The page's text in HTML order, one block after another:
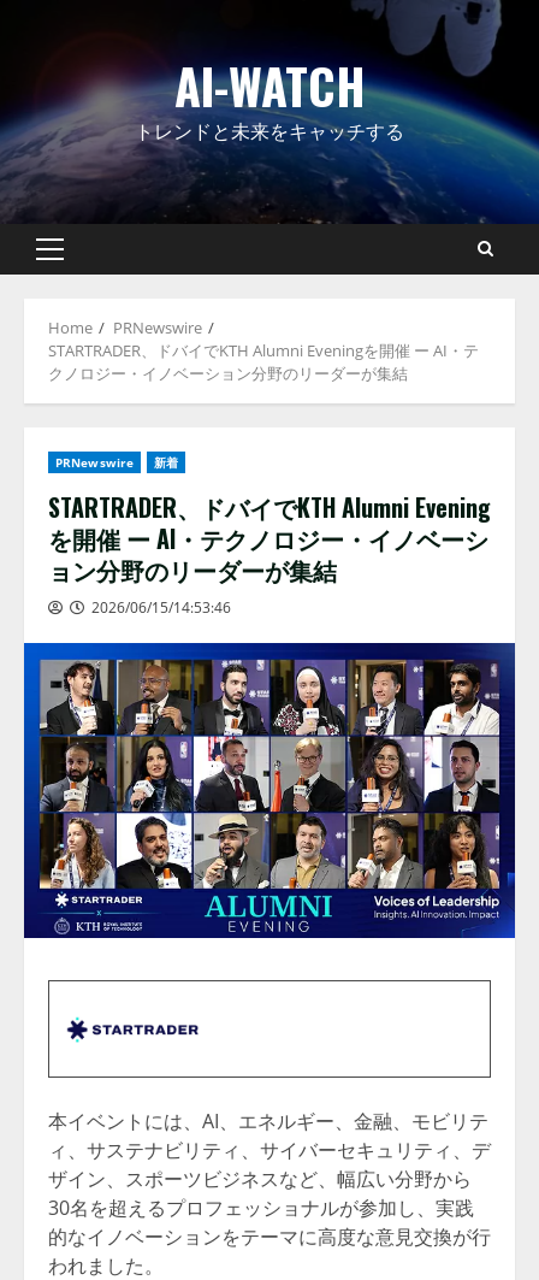
AI-WATCH
トレンドと未来をキャッチする
Primary
Home
PRNewswire
STARTRADER、ドバイでKTH Alumni Eveningを開催 ー AI・テ
クノロジー・イノベーション分野のリーダーが集結
PRNewswire 新着
STARTRADER、ドバイでKTH Alumni Evening
を開催 ー AI・テクノロジー・イノベーシ
ョン分野のリーダーが集結
2026/06/15/14:53:46
本イベントには、AI、エネルギー、金融、モビリテ
ィ、サステナビリティ、サイバーセキュリティ、デ
ザイン、スポーツビジネスなど、幅広い分野から
30名を超えるプロフェッショナルが参加し、実践
的なイノベーションをテーマに高度な意見交換が行
われました。